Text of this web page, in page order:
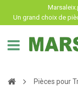
Un grand choix de
Pièces pour
Panneau de gestion des